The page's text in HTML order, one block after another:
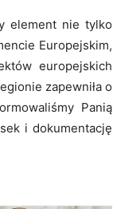
element nie tylko
Europejskim,
europejskich
zapewniła o
Panią
i dokumentację